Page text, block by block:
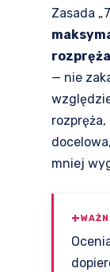
Zasada
— nie
mniej